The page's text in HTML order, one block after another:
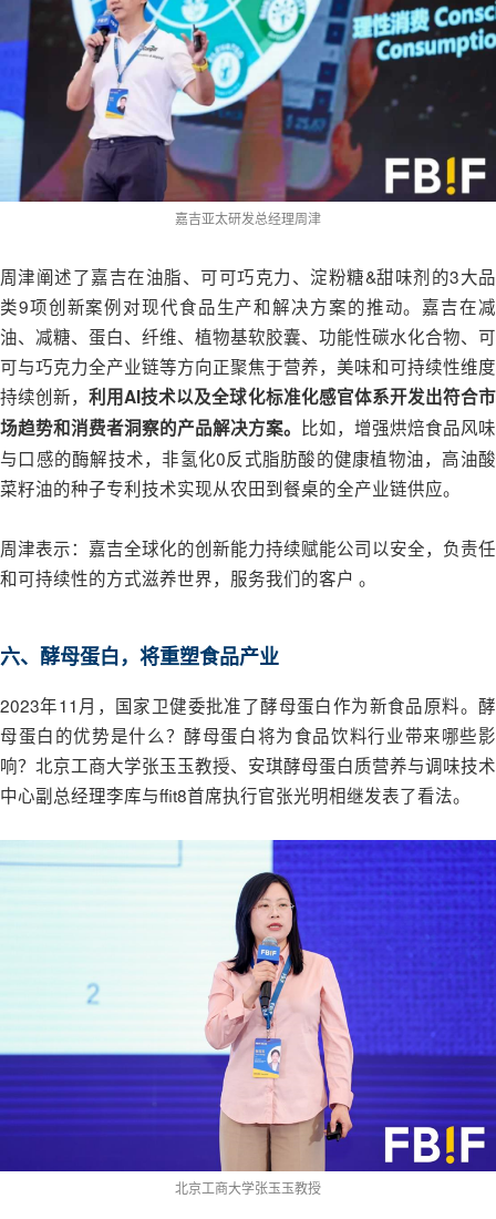
嘉吉亚太研发总经理周津
周津阐述了嘉吉在油脂、可可巧克力、淀粉糖&甜味剂的3大品
类9项创新案例对现代食品生产和解决方案的推动。嘉吉在减
油、减糖、蛋白、纤维、植物基软胶囊、功能性碳水化合物、可
可与巧克力全产业链等方向正聚焦于营养，美味和可持续性维度
持续创新，利用AI技术以及全球化标准化感官体系开发出符合市
场趋势和消费者洞察的产品解决方案。 比如，增强烘焙食品风味
与口感的酶解技术，非氢化0反式脂肪酸的健康植物油，高油酸
菜籽油的种子专利技术实现从农田到餐桌的全产业链供应。
周津表示：嘉吉全球化的创新能力持续赋能公司以安全，负责任
和可持续性的方式滋养世界，服务我们的客户 。
六、酵母蛋白，将重塑食品产业
2023年11月，国家卫健委批准了酵母蛋白作为新食品原料。酵
母蛋白的优势是什么？酵母蛋白将为食品饮料行业带来哪些影
响？北京工商大学张玉玉教授、安琪酵母蛋白质营养与调味技术
中心副总经理李库与ffit8首席执行官张光明相继发表了看法。
北京工商大学张玉玉教授